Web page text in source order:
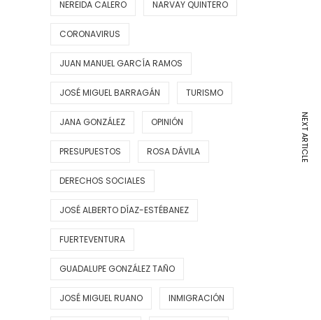
NEREIDA CALERO NARVAY QUINTERO
CORONAVIRUS
JUAN MANUEL GARCÍA RAMOS
JOSÉ MIGUEL BARRAGÁN TURISMO
JANA GONZÁLEZ OPINIÓN
PRESUPUESTOS ROSA DÁVILA
DERECHOS SOCIALES
JOSÉ ALBERTO DÍAZ-ESTÉBANEZ
FUERTEVENTURA
GUADALUPE GONZÁLEZ TAÑO
JOSÉ MIGUEL RUANO INMIGRACIÓN
NEXT ARTICLE